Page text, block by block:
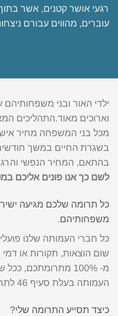
רגעי אושר קטנים, אשר
עוברים, מהווים עבורם
ילדי האור ובני משפחותיהם
וארוכים מאוד.התהליכים
מכל בני המשפחה מחיר
בשגרת החיים במשך
בהתאם, המחיר הנפשי
לשם כך אנו פונים אליכם
כל תרומה שלכם מגיעה
משפחותיהם.
כל חברי העמותה שלנו
שום הוצאות, תקורות או דמי
מ- 100%
העמותה בעלת סעיף 46 לתרומות לפקודת מס הכנסה.
כיצד תסייע התרומה שלי?